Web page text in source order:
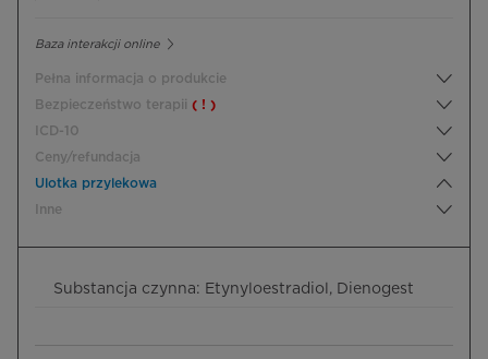
Baza interakcji online
Pełna informacja o produkcie
Bezpieczeństwo terapii ( ! )
ICD-10
Ceny/refundacja
Ulotka przylekowa
Inne
Substancja czynna: Etynyloestradiol, Dienogest